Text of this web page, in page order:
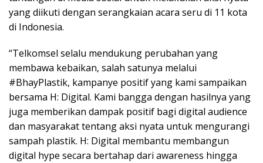
yang diikuti dengan serangkaian acara seru di 11 kota
di Indonesia.
“Telkomsel selalu mendukung perubahan yang
membawa kebaikan, salah satunya melalui
#BhayPlastik, kampanye positif yang kami sampaikan
bersama H: Digital. Kami bangga dengan hasilnya yang
juga memberikan dampak positif bagi digital audience
dan masyarakat tentang aksi nyata untuk mengurangi
sampah plastik. H: Digital membantu membangun
digital hype secara bertahap dari awareness hingga